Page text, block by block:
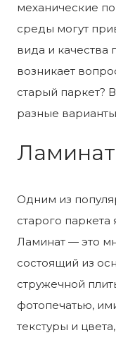
механические
среды могут
вида и качества
возникает
старый паркет?
разные
Ламинат
Одним из
старого паркета
Ламинат — это
состоящий из
стружечной
фотопечатью,
текстуры и